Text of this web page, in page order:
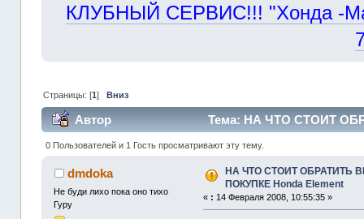
КЛУБНЫЙ СЕРВИС!!! "Хонда -
Страницы: [1] Вниз
Автор
Тема: НА ЧТО СТОИТ
42595 раз)
0 Пользователей и 1 Гость просматривают эту тему.
dmdoka
Не буди лихо пока оно тихо
Гуру
НА ЧТО СТОИТ ОБРАТИТЬ
ПОКУПКЕ Honda Element
« : 14 Февраля 2008, 10:55:35 »